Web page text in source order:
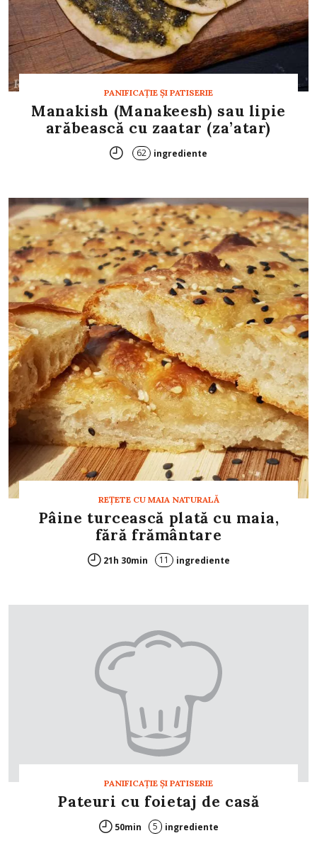
PANIFICAŢIE ŞI PATISERIE
Manakish (Manakeesh) sau lipie
arăbească cu zaatar (za’atar)
62 ingrediente
REȚETE CU MAIA NATURALĂ
Pâine turcească plată cu maia,
fără frământare
21h 30min 11 ingrediente
PANIFICAŢIE ŞI PATISERIE
Pateuri cu foietaj de casă
50min 5 ingrediente